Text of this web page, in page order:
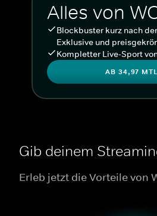
Alles von
Blockbuster kurz nach
Exklusive und
Kompletter Live-Sport
AB 34,97
Gib deinem
Erleb jetzt die Vorteile von